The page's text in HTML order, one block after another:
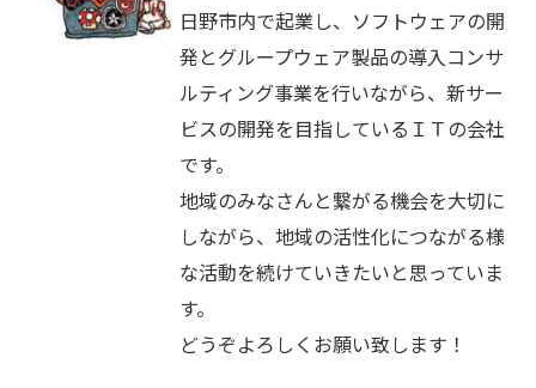
日野市内で起業し、ソフトウェアの開
発とグループウェア製品の導入コンサ
ルティング事業を行いながら、新サー
ビスの開発を目指しているＩＴの会社
です。
地域のみなさんと繋がる機会を大切に
しながら、地域の活性化につながる様
な活動を続けていきたいと思っていま
す。
どうぞよろしくお願い致します！